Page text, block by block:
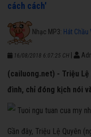
cách cách'
Nhạc MP3: Hát Chầu
16/08/2018 6:07:25 CH
(cailuong.net) - Triệu Lệ
đình, chỉ đóng kịch nói
Gần đây, Triệu Lệ Quyên